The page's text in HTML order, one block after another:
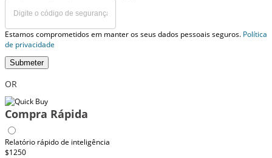
Estamos comprometidos em manter os seus dados pessoais seguros. Política
de privacidade
Submeter
OR
Compra Rápida
Relatório rápido de inteligência
$1250